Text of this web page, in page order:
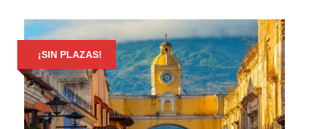
¡SIN PLAZAS!